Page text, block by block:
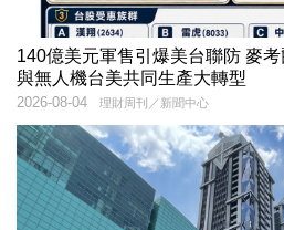
140億美元軍售引爆美台聯防 麥
與無人機台美共同生產大轉型
理財周刊／新聞中心
2026-08-04